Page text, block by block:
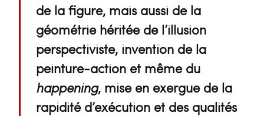
de la figure, mais aussi de la
géométrie héritée de l’illusion
perspectiviste, invention de la
peinture-action et même du
happening, mise en exergue de la
rapidité d’exécution et des qualités